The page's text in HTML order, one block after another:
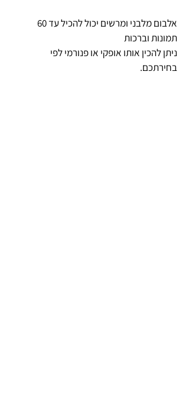
אלבום מלבני ומרשים יכול להכיל עד 60
תמונות וברכות
ניתן להכין אותו אופקי או פנורמי לפי
בחירתכם.